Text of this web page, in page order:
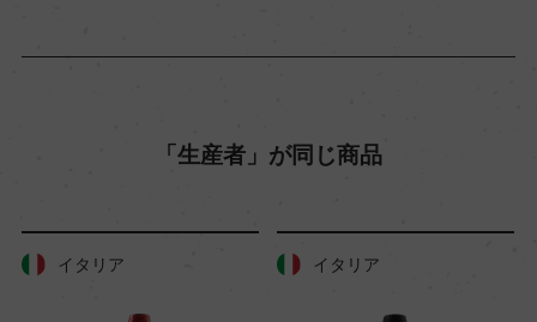
栽培面積
0
「生産者」が同じ商品
イタリア イタリア